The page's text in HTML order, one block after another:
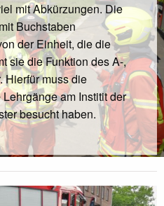
mit Abkürzungen. Die
Buchstaben
der Einheit, die die
sie die Funktion des A-,
Hierfür muss die
am Institit der
besucht haben.